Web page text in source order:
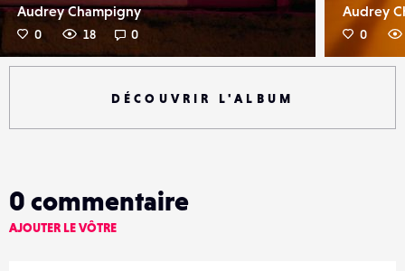
Audrey Champigny
0 18 0
Audrey
0
DÉCOUVRIR L'ALBUM
0 commentaire
AJOUTER LE VÔTRE